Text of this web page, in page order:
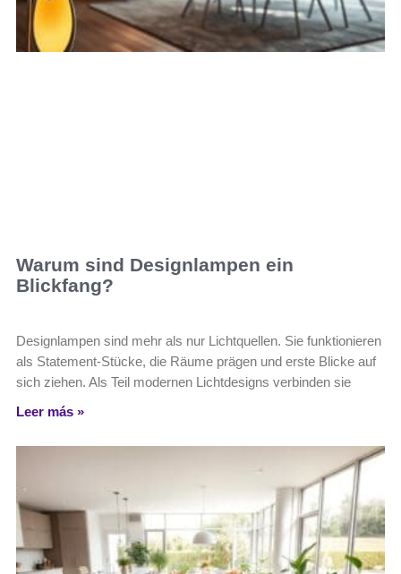
Warum sind Designlampen ein
Blickfang?
Designlampen sind mehr als nur Lichtquellen. Sie funktionieren
als Statement-Stücke, die Räume prägen und erste Blicke auf
sich ziehen. Als Teil modernen Lichtdesigns verbinden sie
Leer más »